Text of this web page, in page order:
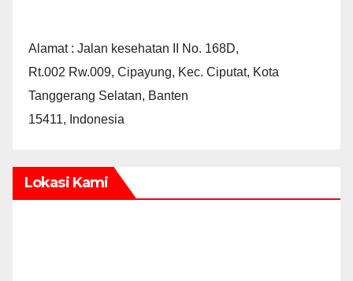
Alamat : Jalan kesehatan II No. 168D,
Rt.002 Rw.009, Cipayung, Kec. Ciputat, Kota
Tanggerang Selatan, Banten
15411, Indonesia
Lokasi Kami